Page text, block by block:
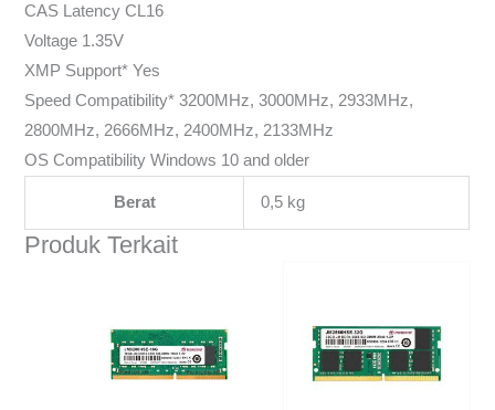
CAS Latency CL16
Voltage 1.35V
XMP Support* Yes
Speed Compatibility* 3200MHz, 3000MHz, 2933MHz,
2800MHz, 2666MHz, 2400MHz, 2133MHz
OS Compatibility Windows 10 and older
Berat 0,5 kg
Produk Terkait